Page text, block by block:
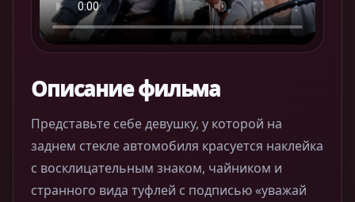
Описание фильма
Представьте себе девушку, у которой на
заднем стекле автомобиля красуется наклейка
с восклицательным знаком, чайником и
странного вида туфлей с подписью «уважай